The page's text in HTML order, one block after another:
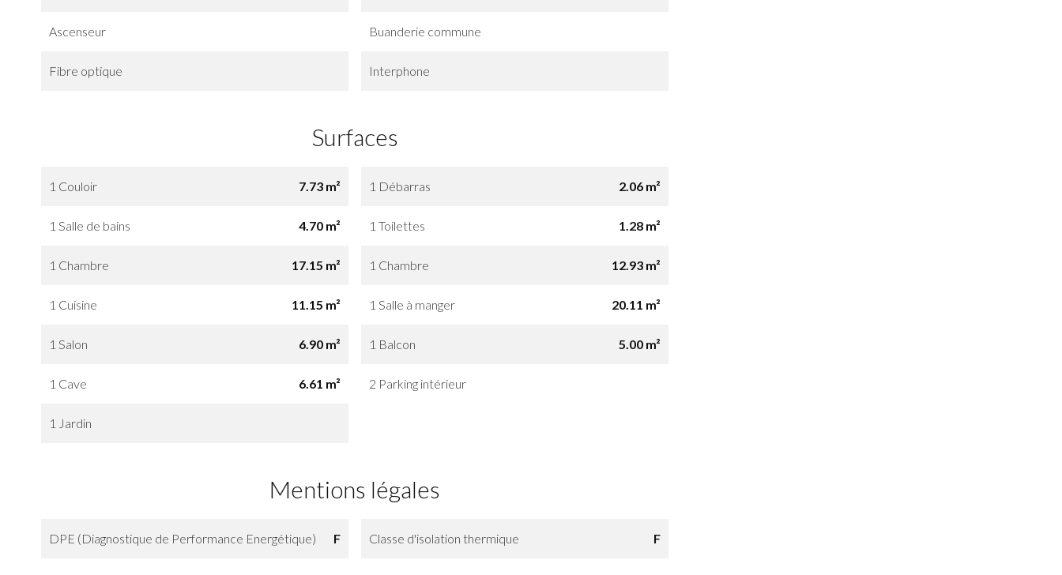
Ascenseur Buanderie commune
Fibre optique Interphone
Surfaces
1 Couloir 7.73 m² 1 Débarras 2.06 m²
1 Salle de bains 4.70 m² 1 Toilettes 1.28 m²
1 Chambre 17.15 m² 1 Chambre 12.93 m²
1 Cuisine 11.15 m² 1 Salle à manger 20.11 m²
1 Salon 6.90 m² 1 Balcon 5.00 m²
1 Cave 6.61 m² 2 Parking intérieur
1 Jardin
Mentions légales
DPE (Diagnostique de Performance Energétique) F Classe d'isolation thermique F